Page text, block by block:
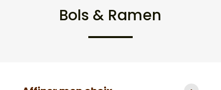
Bols & Ramen